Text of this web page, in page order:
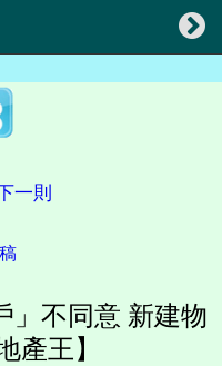
一則
」不同意 新建物
產王】